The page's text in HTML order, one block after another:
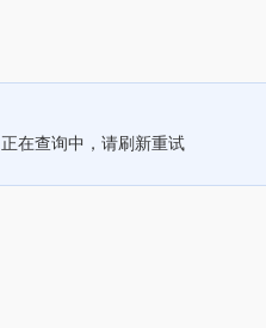
正在查询中，请刷新重试